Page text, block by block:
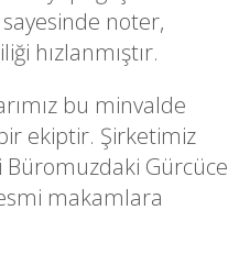
noter,
hızlanmıştır.
bu minvalde
ekiptir. Şirketimiz
Büromuzdaki Gürcüce
makamlara